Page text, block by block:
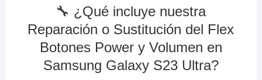
🔧 ¿Qué incluye nuestra
Reparación o Sustitución del Flex
Botones Power y Volumen en
Samsung Galaxy S23 Ultra?